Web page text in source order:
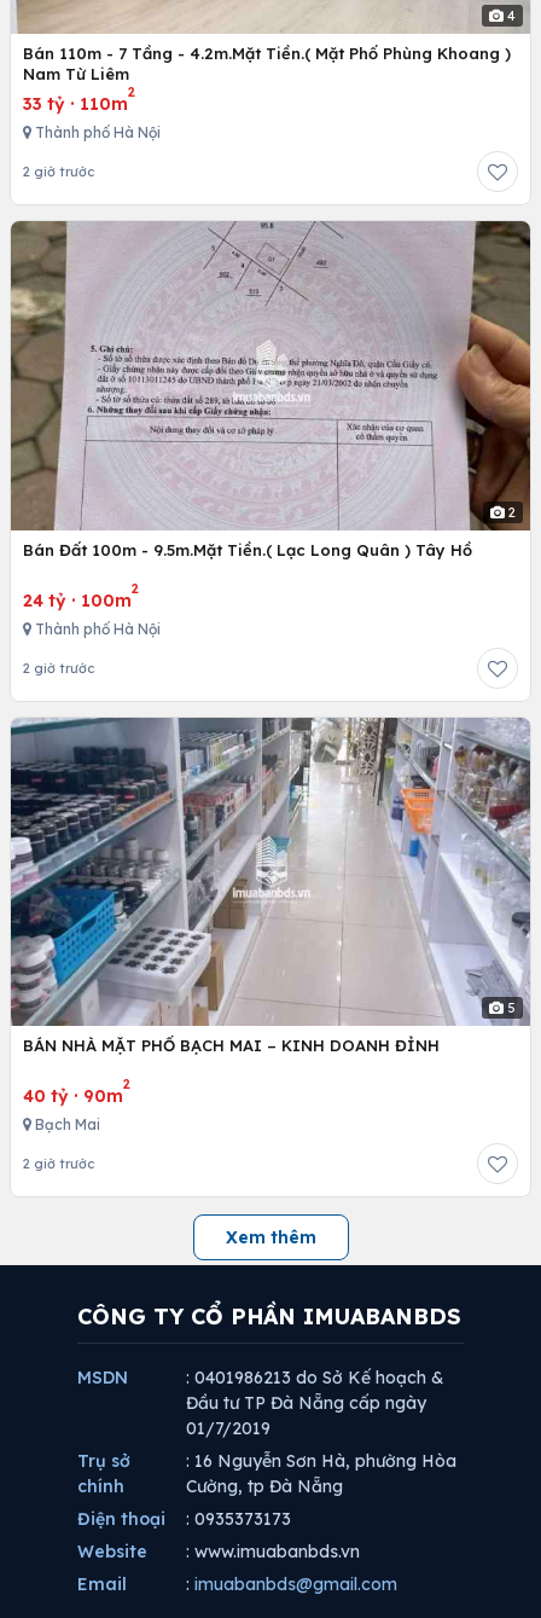
4
Bán 110m - 7 Tầng - 4.2m.Mặt Tiền.( Mặt Phố Phùng Khoang )
Nam Từ Liêm
33 tỷ · 110m
2
Thành phố Hà Nội
2 giờ trước
2
Bán Đất 100m - 9.5m.Mặt Tiền.( Lạc Long Quân ) Tây Hồ
24 tỷ · 100m
2
Thành phố Hà Nội
2 giờ trước
5
BÁN NHÀ MẶT PHỐ BẠCH MAI – KINH DOANH ĐỈNH
40 tỷ · 90m
2
Bạch Mai
2 giờ trước
Xem thêm
CÔNG TY CỔ PHẦN IMUABANBDS
MSDN
: 0401986213 do Sở Kế hoạch &
Đầu tư TP Đà Nẵng cấp ngày
01/7/2019
Trụ sở
chính
: 16 Nguyễn Sơn Hà, phường Hòa
Cường, tp Đà Nẵng
Điện thoại
: 0935373173
Website
: www.imuabanbds.vn
Email
: imuabanbds@gmail.com